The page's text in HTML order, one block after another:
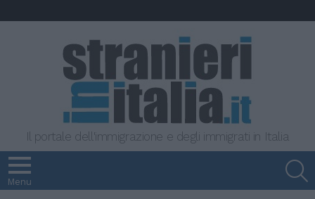
Il portale dell'immigrazione e degli immigrati in Italia
Menu